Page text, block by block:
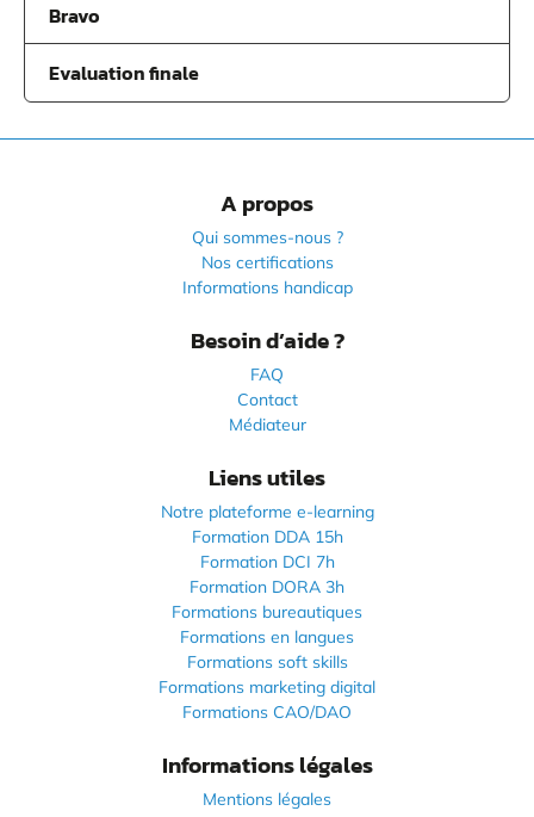
Bravo
Evaluation finale
A propos
Qui sommes-nous ?
Nos certifications
Informations handicap
Besoin d’aide ?
FAQ
Contact
Médiateur
Liens utiles
Notre plateforme e-learning
Formation DDA 15h
Formation DCI 7h
Formation DORA 3h
Formations bureautiques
Formations en langues
Formations soft skills
Formations marketing digital
Formations CAO/DAO
Informations légales
Mentions légales